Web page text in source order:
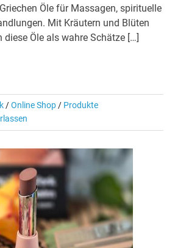
Öle für Massagen, spirituelle
Mit Kräutern und Blüten
diese Öle als wahre Schätze […]
/Online Shop / Produkte